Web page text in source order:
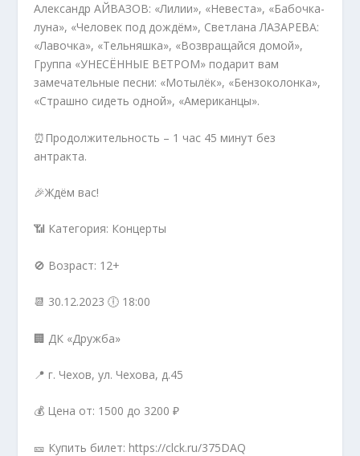
Александр АЙВАЗОВ: «Лилии», «Невеста», «Бабочка-
луна», «Человек под дождём», Светлана ЛАЗАРЕВА:
«Лавочка», «Тельняшка», «Возвращайся домой»,
Группа «УНЕСЁННЫЕ ВЕТРОМ» подарит вам
замечательные песни: «Мотылёк», «Бензоколонка»,
«Страшно сидеть одной», «Американцы».
⏰Продолжительность – 1 час 45 минут без
антракта.
🎉Ждём вас!
📶 Категория: Концерты
🚫 Возраст: 12+
📆 30.12.2023 🕕 18:00
🏢 ДК «Дружба»
📍 г. Чехов, ул. Чехова, д.45
💰 Цена от: 1500 до 3200 ₽
🎫 Купить билет: https://clck.ru/375DAQ